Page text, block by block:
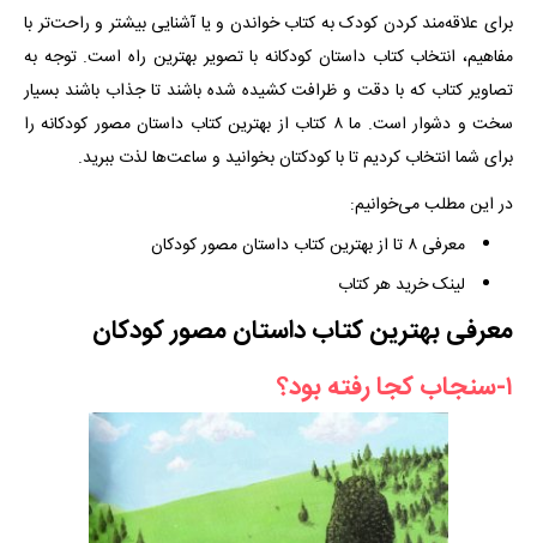
برای علاقه‌مند کردن کودک به کتاب خواندن و یا آشنایی بیشتر و راحت‌تر با
مفاهیم، انتخاب کتاب داستان کودکانه با تصویر بهترین راه است. توجه به
تصاویر کتاب که با دقت و ظرافت کشیده شده‌ باشند تا جذاب باشند بسیار
سخت و دشوار است. ما ۸ کتاب از بهترین کتاب داستان مصور کودکانه را
برای شما انتخاب کردیم تا با کودکتان بخوانید و ساعت‌ها لذت ببرید.
در این مطلب می‌خوانیم:
معرفی ۸ تا از بهترین کتاب داستان مصور کودکان
لینک خرید هر کتاب
معرفی بهترین کتاب داستان مصور کودکان
۱-سنجاب کجا رفته بود؟